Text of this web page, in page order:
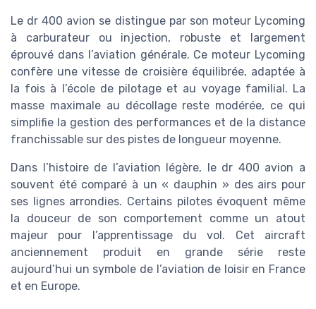
Le dr 400 avion se distingue par son moteur Lycoming
à carburateur ou injection, robuste et largement
éprouvé dans l’aviation générale. Ce moteur Lycoming
confère une vitesse de croisière équilibrée, adaptée à
la fois à l’école de pilotage et au voyage familial. La
masse maximale au décollage reste modérée, ce qui
simplifie la gestion des performances et de la distance
franchissable sur des pistes de longueur moyenne.
Dans l’histoire de l’aviation légère, le dr 400 avion a
souvent été comparé à un « dauphin » des airs pour
ses lignes arrondies. Certains pilotes évoquent même
la douceur de son comportement comme un atout
majeur pour l’apprentissage du vol. Cet aircraft
anciennement produit en grande série reste
aujourd’hui un symbole de l’aviation de loisir en France
et en Europe.